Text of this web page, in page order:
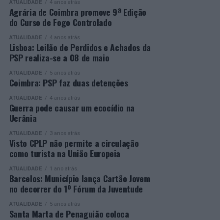
os vencedores de cada categoria, estando prevista a
presença de mais de 500 participantes.
Mais informações em:
https://awards.innovationinpolitics.eu/
secundário e reforçar as suas competências pessoais e
profissionais.
Durante a cerimónia foi ainda reconhecido o trabalho
desenvolvido por toda a equipa de formadores e
para o sucesso desta edição do Curso EFA.
A Escola de Tecnologia e Gestão de Barcelos continua a
afirmar-se como uma referência na formação
profissional e na qualificação de adultos, contribuindo
para o desenvolvimento de competências, o aumento da
empregabilidade e a valorização do capital humano do
concelho e da região.
A Empresa Municipal de Educação e Cultura de Barcelos
felicita todos os diplomados por esta importante
conquista, desejando-lhes os maiores sucessos pessoais,
profissionais e académicos, convicta de que este diploma
ATUALIDADE 4 anos atrás
Agrária de Coimbra promove 9ª Edição
do Curso de Fogo Controlado
ATUALIDADE 4 anos atrás
Lisboa: Leilão de Perdidos e Achados da
PSP realiza-se a 08 de maio
ATUALIDADE 5 anos atrás
Coimbra: PSP faz duas detenções
ATUALIDADE 4 anos atrás
Guerra pode causar um ecocídio na
Ucrânia
ATUALIDADE 3 anos atrás
Visto CPLP não permite a circulação
como turista na União Europeia
ATUALIDADE 1 ano atrás
Barcelos: Município lança Cartão Jovem
no decorrer do 1º Fórum da Juventude
ATUALIDADE 5 anos atrás
Santa Marta de Penaguião coloca